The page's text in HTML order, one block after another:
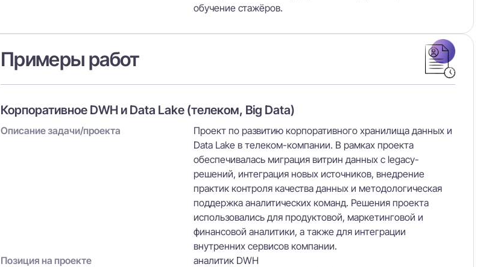
обучение стажёров.
Примеры работ
Корпоративное DWH и Data Lake (телеком, Big Data)
Описание задачи/проекта
Проект по развитию корпоративного хранилища данных и
Data Lake в телеком-компании. В рамках проекта
обеспечивалась миграция витрин данных с legacy-
решений, интеграция новых источников, внедрение
практик контроля качества данных и методологическая
поддержка аналитических команд. Решения проекта
использовались для продуктовой, маркетинговой и
финансовой аналитики, а также для интеграции
внутренних сервисов компании.
Позиция на проекте
аналитик DWH